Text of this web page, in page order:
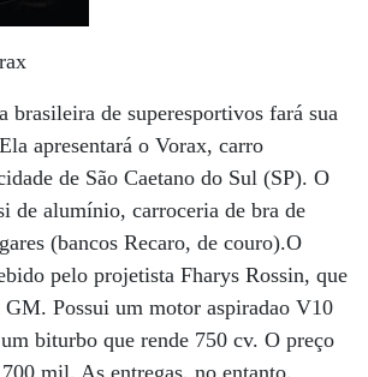
brasileira de superesportivos fará sua
apresentará o Vorax, carro
de São Caetano do Sul (SP). O
de alumínio, carroceria de bra de
(bancos Recaro, de couro).O
pelo projetista Fharys Rossin, que
Possui um motor aspiradao V10
biturbo que rende 750 cv. O preço
mil. As entregas, no entanto,